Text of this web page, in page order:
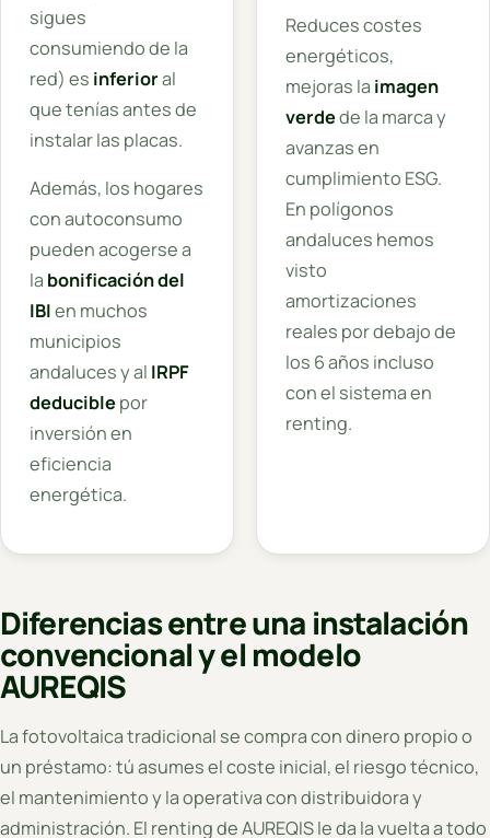
sigues
consumiendo de la
red) es inferioral
que tenías antes de
instalar las placas.
Además, los hogares
con autoconsumo
pueden acogerse a
la bonificación del
IBIen muchos
municipios
andaluces y al IRPF
deduciblepor
inversión en
eficiencia
energética.
Reduces costes
energéticos,
mejoras la imagen
verdede la marca y
avanzas en
cumplimiento ESG.
En polígonos
andaluces hemos
visto
amortizaciones
reales por debajo de
los 6 años incluso
con el sistema en
renting.
Diferencias entre una instalación
convencional y el modelo
AUREQIS
La fotovoltaica tradicional se compra con dinero propio o
un préstamo: tú asumes el coste inicial, el riesgo técnico,
el mantenimiento y la operativa con distribuidora y
administración. El renting de AUREQIS le da la vuelta a todo